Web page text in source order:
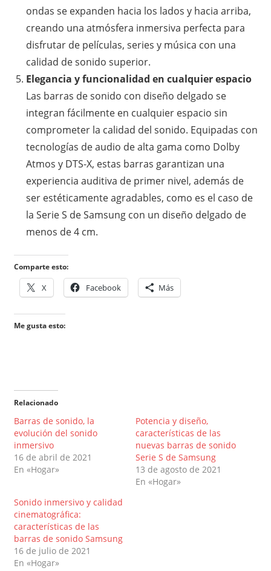
ondas se expanden hacia los lados y hacia arriba,
creando una atmósfera inmersiva perfecta para
disfrutar de películas, series y música con una
calidad de sonido superior.
Elegancia y funcionalidad en cualquier espacio
Las barras de sonido con diseño delgado se
integran fácilmente en cualquier espacio sin
comprometer la calidad del sonido. Equipadas con
tecnologías de audio de alta gama como Dolby
Atmos y DTS-X, estas barras garantizan una
experiencia auditiva de primer nivel, además de
ser estéticamente agradables, como es el caso de
la Serie S de Samsung con un diseño delgado de
menos de 4 cm.
Comparte esto:
X Facebook Más
Me gusta esto:
Relacionado
Barras de sonido, la
evolución del sonido
inmersivo
16 de abril de 2021
En «Hogar»
Potencia y diseño,
características de las
nuevas barras de sonido
Serie S de Samsung
13 de agosto de 2021
En «Hogar»
Sonido inmersivo y calidad
cinematográfica:
características de las
barras de sonido Samsung
16 de julio de 2021
En «Hogar»